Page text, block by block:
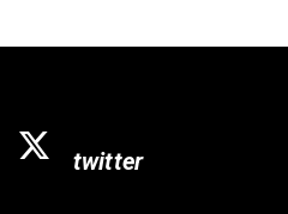
twitter